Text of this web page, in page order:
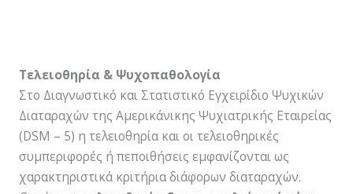
Τελειοθηρία & Ψυχοπαθολογία
Στο Διαγνωστικό και Στατιστικό Εγχειρίδιο Ψυχικών
Διαταραχών της Αμερικάνικης Ψυχιατρικής Εταιρείας
(DSM – 5) η τελειοθηρία και οι τελειοθηρικές
συμπεριφορές ή πεποιθήσεις εμφανίζονται ως
χαρακτηριστικά κριτήρια διάφορων διαταραχών.